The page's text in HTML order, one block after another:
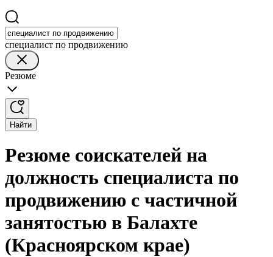
специалист по продвижению
Резюме
Найти
Резюме соискателей на
должность специалиста по
продвижению с частичной
занятостью в Балахте
(Красноярском крае)